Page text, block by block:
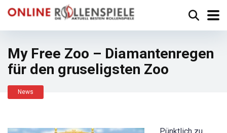
My Free Zoo – Diamantenregen
für den gruseligsten Zoo
News